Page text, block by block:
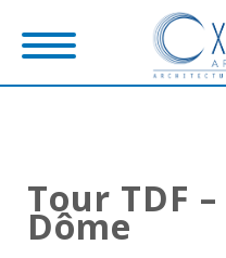
Tour TDF
Dôme